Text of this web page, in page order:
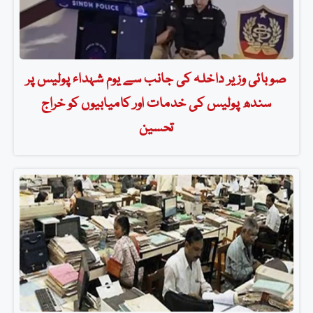
صوبائی وزیر داخلہ کی جانب سے یوم شہداء پولیس پر
سندھ پولیس کی خدمات اور کامیابیوں کو خراج
تحسین